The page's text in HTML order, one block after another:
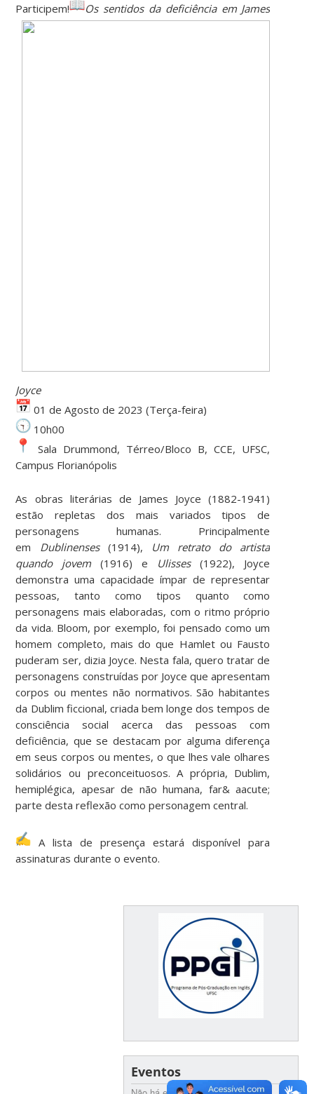
Participem!
Os sentidos da deficiência em James
Joyce
01 de Agosto de 2023 (Terça-feira)
10h00
Sala Drummond, Térreo/Bloco B, CCE, UFSC,
Campus Florianópolis
As obras literárias de James Joyce (1882-1941)
estão repletas dos mais variados tipos de
personagens humanas. Principalmente
em Dublinenses(1914),
Um retrato do artista
quando jovem (1916) e Ulisses(1922), Joyce
demonstra uma capacidade ímpar de representar
pessoas, tanto como tipos quanto como
personagens mais elaboradas, com o ritmo próprio
da vida. Bloom, por exemplo, foi pensado como um
homem completo, mais do que Hamlet ou Fausto
puderam ser, dizia Joyce. Nesta fala, quero tratar de
personagens construídas por Joyce que apresentam
corpos ou mentes não normativos. São habitantes
da Dublim ficcional, criada bem longe dos tempos de
consciência social acerca das pessoas com
deficiência, que se destacam por alguma diferença
em seus corpos ou mentes, o que lhes vale olhares
solidários ou preconceituosos. A própria, Dublim,
hemiplégica, apesar de não humana, far& aacute;
parte desta reflexão como personagem central.
A lista de presença estará disponível para
assinaturas durante o evento.
Eventos